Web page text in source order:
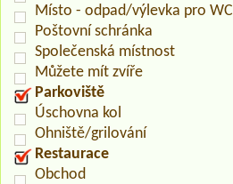
Místo - odpad/výlevka pro WC
Poštovní schránka
Společenská místnost
Můžete mít zvíře
Parkoviště
Úschovna kol
Ohniště/grilování
Restaurace
Obchod